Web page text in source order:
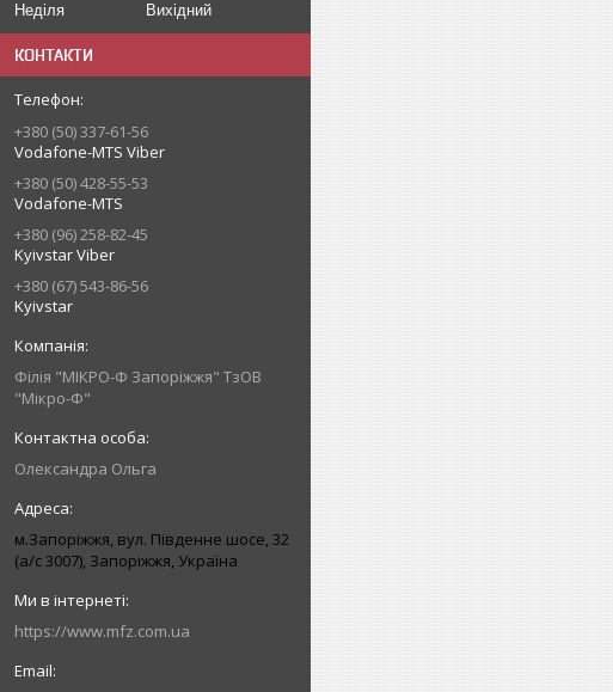
Неділя
Вихідний
КОНТАКТИ
+380 (50) 337-61-56
Vodafone-MTS Viber
+380 (50) 428-55-53
Vodafone-MTS
+380 (96) 258-82-45
Kyivstar Viber
+380 (67) 543-86-56
Kyivstar
Філія "МІКРО-Ф Запоріжжя" ТзОВ
"Мікро-Ф"
Олександра Ольга
м.Запоріжжя, вул. Південне шосе, 32
(а/с 3007), Запоріжжя, Україна
https://www.mfz.com.ua